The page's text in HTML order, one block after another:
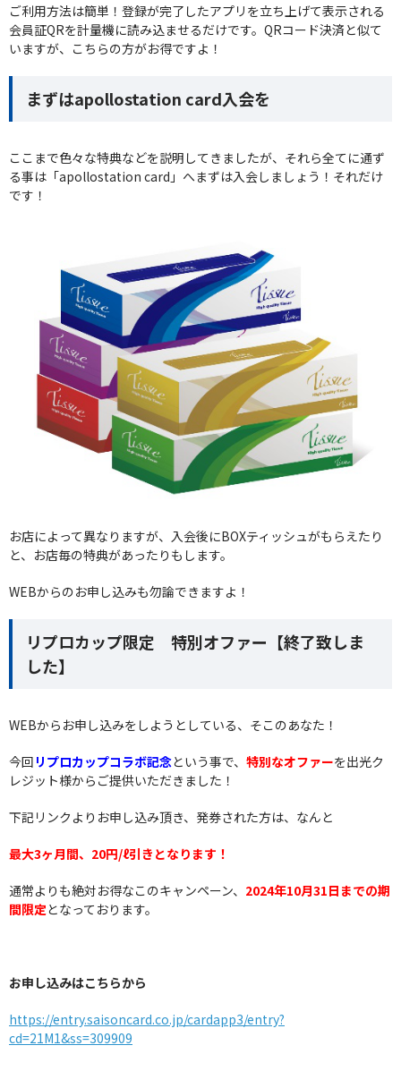
ご利用方法は簡単！登録が完了したアプリを立ち上げて表示される
会員証QRを計量機に読み込ませるだけです。QRコード決済と似て
いますが、こちらの方がお得ですよ！
まずはapollostation card入会を
ここまで色々な特典などを説明してきましたが、それら全てに通ず
る事は「apollostation card」へまずは入会しましょう！それだけ
です！
お店によって異なりますが、入会後にBOXティッシュがもらえたり
と、お店毎の特典があったりもします。
WEBからのお申し込みも勿論できますよ！
リプロカップ限定 特別オファー【終了致しま
した】
WEBからお申し込みをしようとしている、そこのあなた！
今回 リプロカップコラボ記念という事で、 特別なオファーを出光ク
レジット様からご提供いただきました！
下記リンクよりお申し込み頂き、発券された方は、なんと
最大3ヶ月間、20円/ℓ引きとなります！
通常よりも絶対お得なこのキャンペーン、 2024年10月31日までの期
間限定となっております。
お申し込みはこちらから
https://entry.saisoncard.co.jp/cardapp3/entry?
cd=21M1&ss=309909